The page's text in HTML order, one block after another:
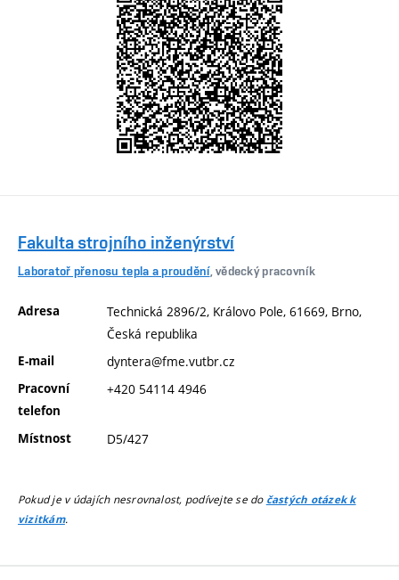
Fakulta strojního inženýrství
Laboratoř přenosu tepla a proudění, vědecký pracovník
Adresa
Technická 2896/2, Královo Pole, 61669, Brno,
Česká republika
E-mail dyntera@fme.vutbr.cz
Pracovní
telefon
+420 54114 4946
Místnost D5/427
Pokud je v údajích nesrovnalost, podívejte se do častých otázek k
vizitkám.